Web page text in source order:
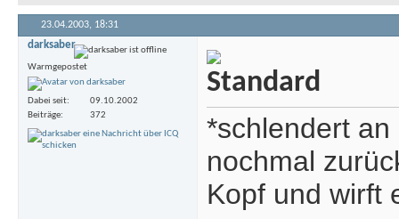
23.04.2003, 18:31
darksaber
Warmgepostet
Dabei seit
09.10.2002
Beiträge
372
*schlendert
nochmal
Kopf und wirft